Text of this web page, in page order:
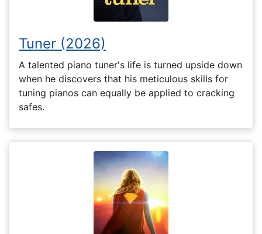
Tuner (2026)
A talented piano tuner's life is turned upside down
when he discovers that his meticulous skills for
tuning pianos can equally be applied to cracking
safes.